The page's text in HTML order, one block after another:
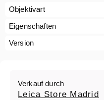
Objektivart
Eigenschaften
Version
Verkauf durch
Leica Store Madrid